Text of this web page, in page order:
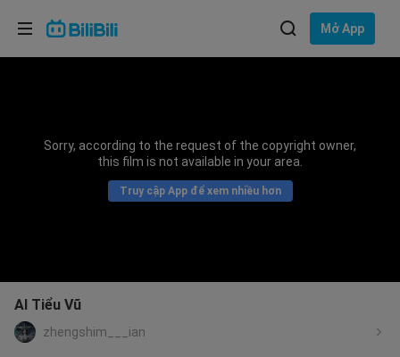
Mở App
Sorry, according to the request of the copyright owner,
this film is not available in your area.
Truy cập App để xem nhiều hơn
AI Tiểu Vũ
zhengshim___ian
Lựa chọn ngôn ngữ
Bahasa Indonesia